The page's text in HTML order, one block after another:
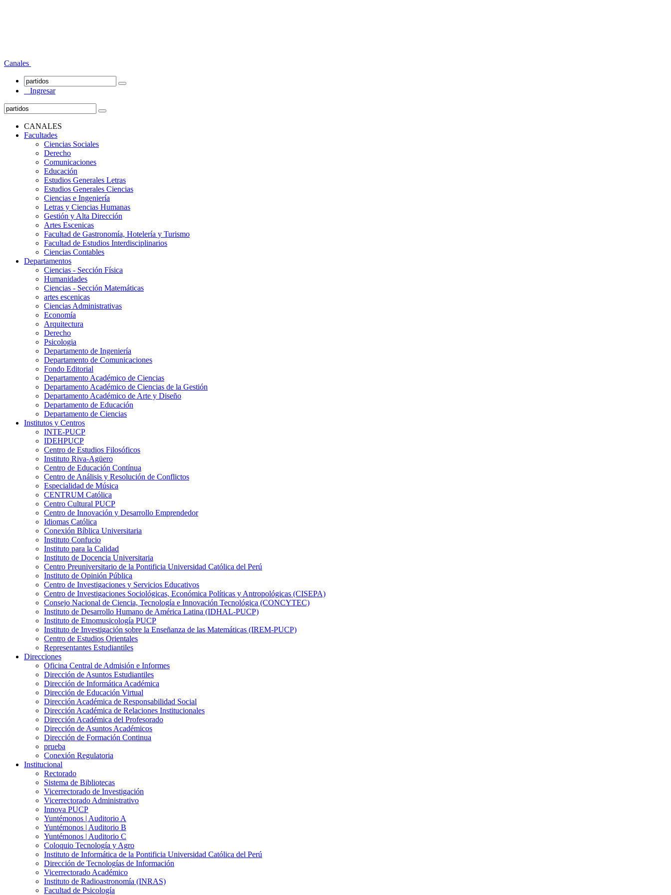
Canales
Ingresar
CANALES
Facultades
Ciencias Sociales
Derecho
Comunicaciones
Educación
Estudios Generales Letras
Estudios Generales Ciencias
Ciencias e Ingeniería
Letras y Ciencias Humanas
Gestión y Alta Dirección
Artes Escenicas
Facultad de Gastronomía, Hotelería y Turismo
Facultad de Estudios Interdisciplinarios
Ciencias Contables
Departamentos
Ciencias - Sección Física
Humanidades
Ciencias - Sección Matemáticas
artes escenicas
Ciencias Administrativas
Economía
Arquitectura
Derecho
Psicologia
Departamento de Ingeniería
Departamento de Comunicaciones
Fondo Editorial
Departamento Académico de Ciencias
Departamento Académico de Ciencias de la Gestión
Departamento Académico de Arte y Diseño
Departamento de Educación
Departamento de Ciencias
Institutos y Centros
INTE-PUCP
IDEHPUCP
Centro de Estudios Filosóficos
Instituto Riva-Agüero
Centro de Educación Contínua
Centro de Análisis y Resolución de Conflictos
Especialidad de Música
CENTRUM Católica
Centro Cultural PUCP
Centro de Innovación y Desarrollo Emprendedor
Idiomas Católica
Conexión Bíblica Universitaria
Instituto Confucio
Instituto para la Calidad
Instituto de Docencia Universitaria
Centro Preuniversitario de la Pontificia Universidad Católica del Perú
Instituto de Opinión Pública
Centro de Investigaciones y Servicios Educativos
Centro de Investigaciones Sociológicas, Económica Políticas y Antropológicas (CISEPA)
Consejo Nacional de Ciencia, Tecnología e Innovación Tecnológica (CONCYTEC)
Instituto de Desarrollo Humano de América Latina (IDHAL-PUCP)
Instituto de Etnomusicología PUCP
Instituto de Investigación sobre la Enseñanza de las Matemáticas (IREM-PUCP)
Centro de Estudios Orientales
Representantes Estudiantiles
Direcciones
Oficina Central de Admisión e Informes
Dirección de Asuntos Estudiantiles
Dirección de Informática Académica
Dirección de Educación Virtual
Dirección Académica de Responsabilidad Social
Dirección Académica de Relaciones Institucionales
Dirección Académica del Profesorado
Dirección de Asuntos Académicos
Dirección de Formación Continua
prueba
Conexión Regulatoria
Institucional
Rectorado
Sistema de Bibliotecas
Vicerrectorado de Investigación
Vicerrectorado Administrativo
Innova PUCP
Yuntémonos | Auditorio A
Yuntémonos | Auditorio B
Yuntémonos | Auditorio C
Coloquio Tecnología y Agro
Instituto de Informática de la Pontificia Universidad Católica del Perú
Dirección de Tecnologías de Información
Vicerrectorado Académico
Instituto de Radioastronomía (INRAS)
Facultad de Psicología